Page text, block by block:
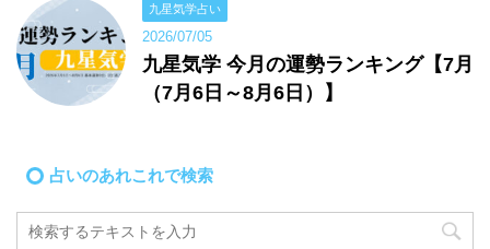
九星気学占い
2026/07/05
九星気学 今月の運勢ランキング【7月
（7月6日～8月6日）】
占いのあれこれで検索